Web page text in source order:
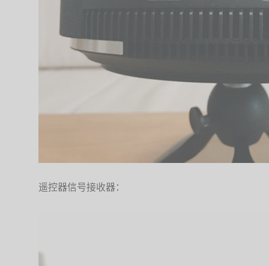
遥控器信号接收器：